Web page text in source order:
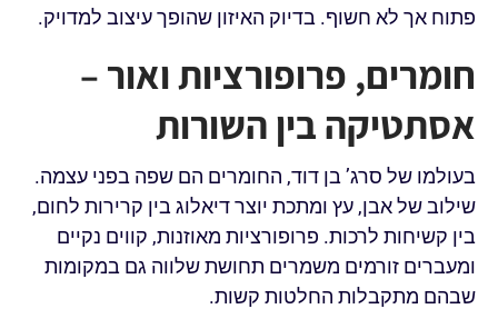
פתוח אך לא חשוף. בדיוק האיזון שהופך עיצוב למדויק.
חומרים, פרופורציות ואור –
אסתטיקה בין השורות
בעולמו של סרג’ בן דוד, החומרים הם שפה בפני עצמה.
שילוב של אבן, עץ ומתכת יוצר דיאלוג בין קרירות לחום,
בין קשיחות לרכות. פרופורציות מאוזנות, קווים נקיים
ומעברים זורמים משמרים תחושת שלווה גם במקומות
שבהם מתקבלות החלטות קשות.